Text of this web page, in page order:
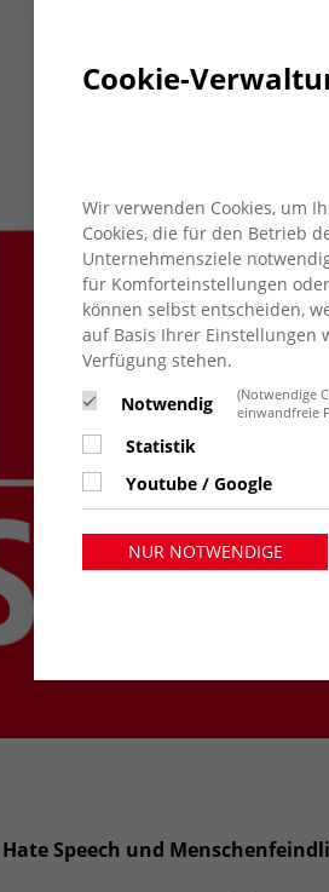
Speech und
Cookie-
Wir verwenden Cookies, um
Cookies, die für den Betrieb
Unternehmensziele
für Komforteinstellungen
können selbst entscheiden,
auf Basis Ihrer Einstellungen
Verfügung stehen.
Notwendig
(Notwendige
einwandfreie
Statistik
Youtube / Google
NUR NOTWENDIGE